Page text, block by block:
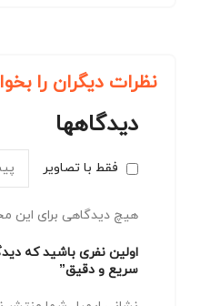
نظرات دیگران را
دیدگاهها
فقط با تصاویر
هیچ دیدگاهی برای
اولین نفری باشید که
سریع و دقیق”